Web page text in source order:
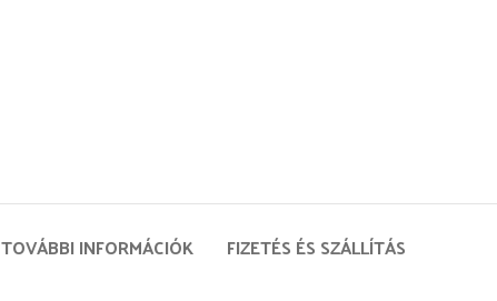
TOVÁBBI INFORMÁCIÓK FIZETÉS ÉS SZÁLLÍTÁS